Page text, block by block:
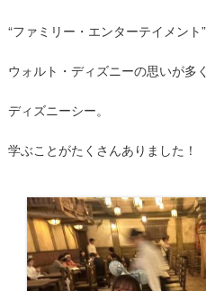
“ファミリー・エンターテイメント
ウォルト・ディズニーの思いが多
ディズニーシー。
学ぶことがたくさんありました！